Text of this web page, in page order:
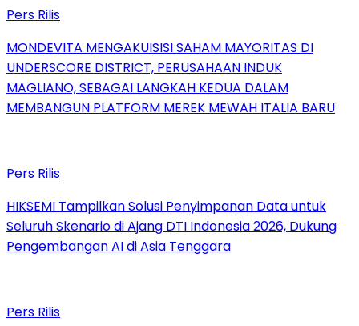
Pers Rilis
MONDEVITA MENGAKUISISI SAHAM MAYORITAS DI
UNDERSCORE DISTRICT, PERUSAHAAN INDUK
MAGLIANO, SEBAGAI LANGKAH KEDUA DALAM
MEMBANGUN PLATFORM MEREK MEWAH ITALIA BARU
Pers Rilis
HIKSEMI Tampilkan Solusi Penyimpanan Data untuk
Seluruh Skenario di Ajang DTI Indonesia 2026, Dukung
Pengembangan AI di Asia Tenggara
Pers Rilis